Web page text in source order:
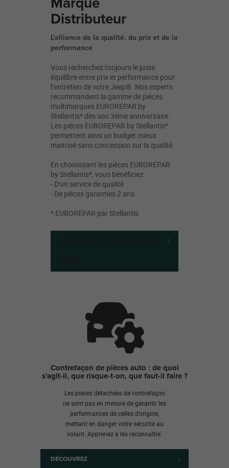
Distributeur
L'alliance de la qualité, du prix et de la
performance
Vous recherchez toujours le juste
équilibre entre prix et performance pour
l’entretien de votre Jeep®. Nos experts
recommandent la gamme de pièces
multimarques EUROREPAR by
Stellantis* dès son 3ème anniversaire.
Les pièces EUROREPAR by Stellantis*
permettent ainsi un budget mieux
maitrisé sans concession sur la qualité.
En choisissant les pièces EUROREPAR
by Stellantis*, vous bénéficiez:
- D'un service de qualité
- De pièces garanties 2 ans
* EUROREPAR par Stellantis
Contrefaçon de pièces auto : de quoi
s'agit-il, que risque-t-on, que faut-il faire ?
Les pièces détachées de contrefaçon
ne sont pas en mesure de garantir les
performances de celles d’origine,
mettant en danger votre sécurité au
volant. Apprenez à les reconnaître.
DÉCOUVREZ